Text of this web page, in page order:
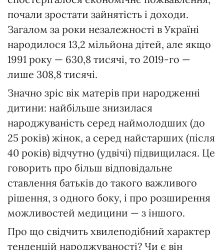
почали зростати зайнятість і доходи.
Загалом за роки незалежності в Україні
народилося 13,2 мільйона дітей, але якщо
1991 року — 630,8 тисячі, то 2019-го —
лише 308,8 тисячі.
Значно зріс вік матерів при народженні
дитини: найбільше знизилася
народжуваність серед наймолодших (до
25 років) жінок, а серед найстарших (після
40 років) відчутно (удвічі) підвищилася. Це
говорить про більш відповідальне
ставлення батьків до такого важливого
рішення, з одного боку, і про розширення
можливостей медицини — з іншого.
Про що свідчить хвилеподібний характер
тенденцій народжуваності? Чи є він